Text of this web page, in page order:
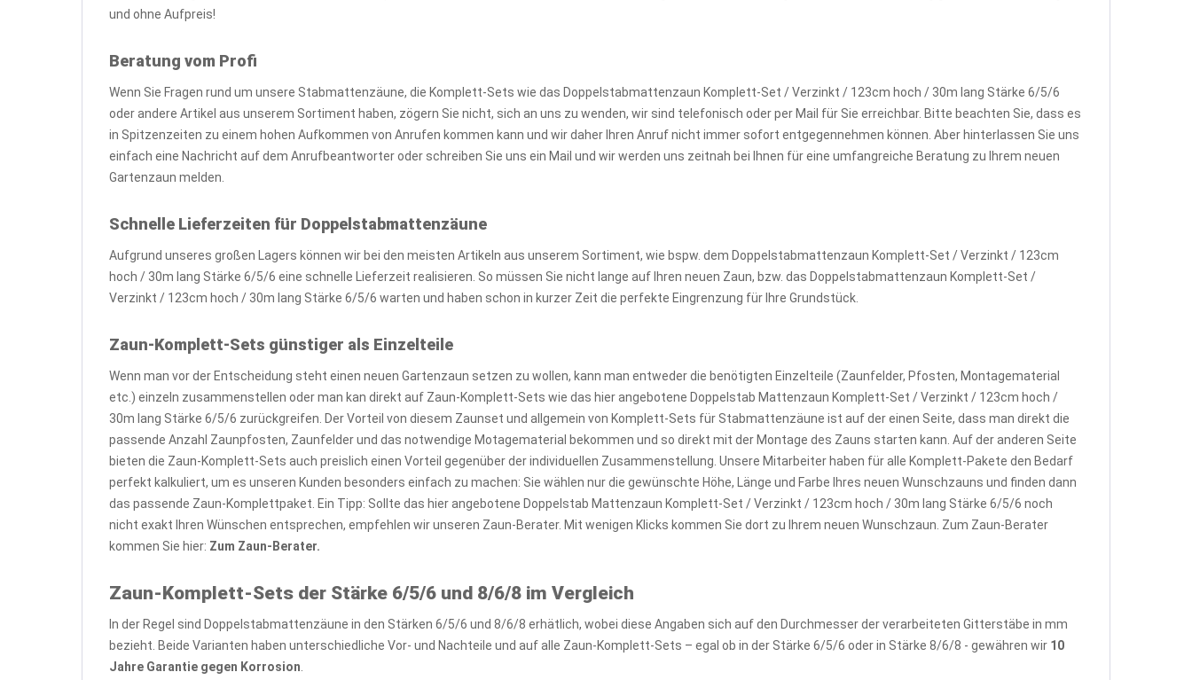
und ohne Aufpreis!
Beratung vom Profi
Wenn Sie Fragen rund um unsere Stabmattenzäune, die Komplett-Sets wie das Doppelstabmattenzaun Komplett-Set / Verzinkt / 123cm hoch / 30m lang Stärke 6/5/6
oder andere Artikel aus unserem Sortiment haben, zögern Sie nicht, sich an uns zu wenden, wir sind telefonisch oder per Mail für Sie erreichbar. Bitte beachten Sie, dass es
in Spitzenzeiten zu einem hohen Aufkommen von Anrufen kommen kann und wir daher Ihren Anruf nicht immer sofort entgegennehmen können. Aber hinterlassen Sie uns
einfach eine Nachricht auf dem Anrufbeantworter oder schreiben Sie uns ein Mail und wir werden uns zeitnah bei Ihnen für eine umfangreiche Beratung zu Ihrem neuen
Gartenzaun melden.
Schnelle Lieferzeiten für Doppelstabmattenzäune
Aufgrund unseres großen Lagers können wir bei den meisten Artikeln aus unserem Sortiment, wie bspw. dem Doppelstabmattenzaun Komplett-Set / Verzinkt / 123cm
hoch / 30m lang Stärke 6/5/6 eine schnelle Lieferzeit realisieren. So müssen Sie nicht lange auf Ihren neuen Zaun, bzw. das Doppelstabmattenzaun Komplett-Set /
Verzinkt / 123cm hoch / 30m lang Stärke 6/5/6 warten und haben schon in kurzer Zeit die perfekte Eingrenzung für Ihre Grundstück.
Zaun-Komplett-Sets günstiger als Einzelteile
Wenn man vor der Entscheidung steht einen neuen Gartenzaun setzen zu wollen, kann man entweder die benötigten Einzelteile (Zaunfelder, Pfosten, Montagematerial
etc.) einzeln zusammenstellen oder man kan direkt auf Zaun-Komplett-Sets wie das hier angebotene Doppelstab Mattenzaun Komplett-Set / Verzinkt / 123cm hoch /
30m lang Stärke 6/5/6 zurückgreifen. Der Vorteil von diesem Zaunset und allgemein von Komplett-Sets für Stabmattenzäune ist auf der einen Seite, dass man direkt die
passende Anzahl Zaunpfosten, Zaunfelder und das notwendige Motagematerial bekommen und so direkt mit der Montage des Zauns starten kann. Auf der anderen Seite
bieten die Zaun-Komplett-Sets auch preislich einen Vorteil gegenüber der individuellen Zusammenstellung. Unsere Mitarbeiter haben für alle Komplett-Pakete den Bedarf
perfekt kalkuliert, um es unseren Kunden besonders einfach zu machen: Sie wählen nur die gewünschte Höhe, Länge und Farbe Ihres neuen Wunschzauns und finden dann
das passende Zaun-Komplettpaket. Ein Tipp: Sollte das hier angebotene Doppelstab Mattenzaun Komplett-Set / Verzinkt / 123cm hoch / 30m lang Stärke 6/5/6 noch
nicht exakt Ihren Wünschen entsprechen, empfehlen wir unseren Zaun-Berater. Mit wenigen Klicks kommen Sie dort zu Ihrem neuen Wunschzaun. Zum Zaun-Berater
kommen Sie hier: Zum Zaun-Berater.
Zaun-Komplett-Sets der Stärke 6/5/6 und 8/6/8 im Vergleich
In der Regel sind Doppelstabmattenzäune in den Stärken 6/5/6 und 8/6/8 erhätlich, wobei diese Angaben sich auf den Durchmesser der verarbeiteten Gitterstäbe in mm
bezieht. Beide Varianten haben unterschiedliche Vor- und Nachteile und auf alle Zaun-Komplett-Sets – egal ob in der Stärke 6/5/6 oder in Stärke 8/6/8 - gewähren wir 10
Jahre Garantie gegen Korrosion